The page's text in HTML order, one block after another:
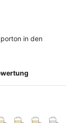
in den